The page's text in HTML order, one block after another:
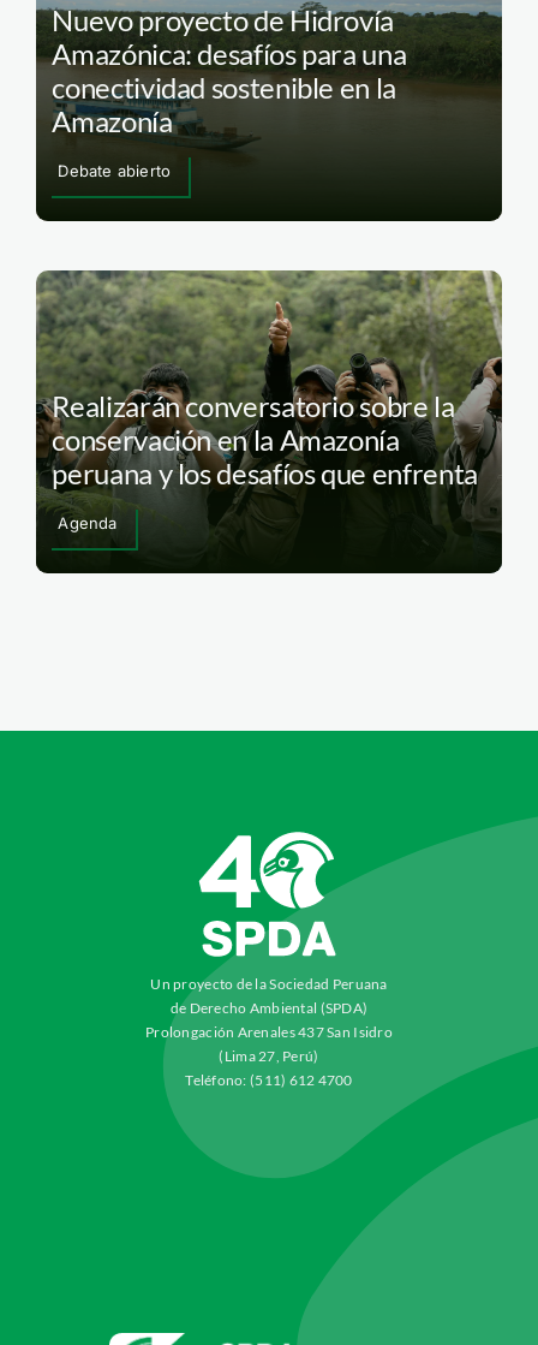
Nuevo proyecto de Hidrovía
Amazónica: desafíos para una
conectividad sostenible en la
Amazonía
Debate abierto
Realizarán conversatorio sobre la
conservación en la Amazonía
peruana y los desafíos que enfrenta
Agenda
Un proyecto de la Sociedad Peruana
de Derecho Ambiental (SPDA)
Prolongación Arenales 437 San Isidro
(Lima 27, Perú)
Teléfono: (511) 612 4700